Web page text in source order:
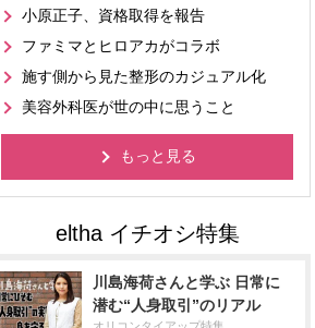
小原正子、資格取得を報告
ファミマとヒロアカがコラボ
施す側から見た整形のカジュアル化
美容外科医が世の中に思うこと
もっと見る
川島海荷さんと学ぶ 日常に
潜む“人身取引”のリアル